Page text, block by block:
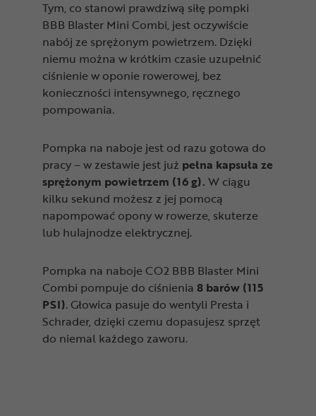
Tym, co stanowi prawdziwą siłę pompki
BBB Blaster Mini Combi, jest oczywiście
nabój ze sprężonym powietrzem. Dzięki
niemu można w krótkim czasie uzupełnić
ciśnienie w oponie rowerowej, bez
konieczności intensywnego, ręcznego
pompowania.
Pompka na naboje jest od razu gotowa do
pracy – w zestawie jest już pełna kapsuła ze
sprężonym powietrzem (16 g). W ciągu
kilku sekund możesz z jej pomocą
napompować opony w rowerze, skuterze
lub hulajnodze elektrycznej.
Pompka na naboje CO2 BBB Blaster Mini
Combi pompuje do ciśnienia 8 barów (115
PSI). Głowica pasuje do wentyli Presta i
Schrader, dzięki czemu dopasujesz sprzęt
do niemal każdego zaworu.